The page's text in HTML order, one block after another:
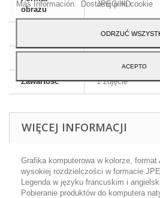
obrazu
JPEG HD
A4 - 29,7 x 21 cm
Zawartość 1 zdjęcie
WIĘCEJ INFORMACJI
Grafika komputerowa w kolorze,
wysokiej rozdzielczości w formacie
Legenda w języku francuskim i
Pobieranie produktów do komputera
Más Información
Dostosuj pliki cookie
ODRZUĆ
ACEPTO